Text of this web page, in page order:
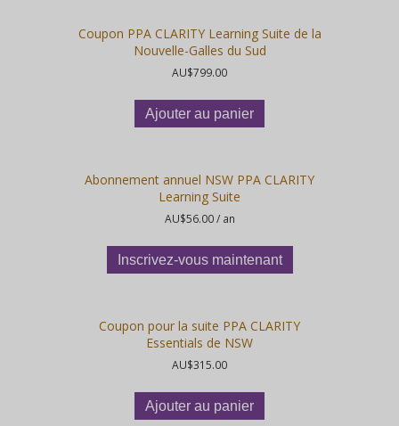
Coupon PPA CLARITY Learning Suite de la
Nouvelle-Galles du Sud
AU$799.00
Ajouter au panier
Abonnement annuel NSW PPA CLARITY
Learning Suite
AU$56.00 / an
Inscrivez-vous maintenant
Coupon pour la suite PPA CLARITY
Essentials de NSW
AU$315.00
Ajouter au panier